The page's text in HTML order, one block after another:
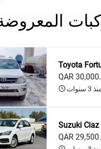
Toyota
QAR
3 سنوات
Suzuki Ciaz
QAR